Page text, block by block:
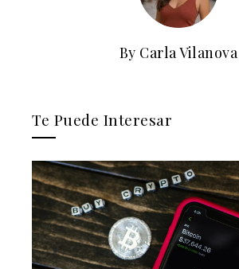
By Carla Vilanova
Te Puede Interesar